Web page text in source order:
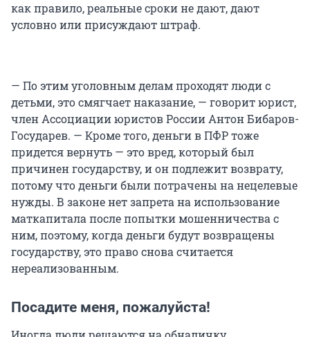
как правило, реальные сроки не дают, дают
условно или присуждают штраф.
— По этим уголовным делам проходят люди с
детьми, это смягчает наказание, — говорит юрист,
член Ассоциации юристов России Антон Бибаров-
Государев. — Кроме того, деньги в ПФР тоже
придется вернуть — это вред, который был
причинен государству, и он подлежит возврату,
потому что деньги были потрачены на нецелевые
нужды. В законе нет запрета на использование
маткапитала после попытки мошенничества с
ним, поэтому, когда деньги будут возвращены
государству, это право снова считается
нереализованным.
Посадите меня, пожалуйста!